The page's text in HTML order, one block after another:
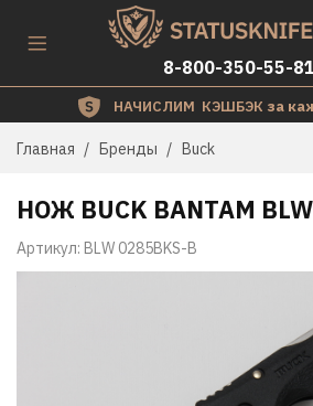
8-800-350-55-81
НАЧИСЛИМ КЭШБЭК за
Главная Бренды Buck
Артикул: BLW 0285BKS-B
НОЖ BUCK BANTAM